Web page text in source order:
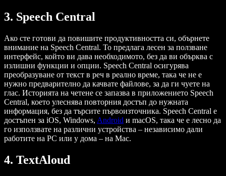
3. Speech Central
Ако сте готови да повишите продуктивността си, обърнете
внимание на Speech Central. То предлага лесен за ползване
интерфейс, който ви дава необходимото, без да ви обърква с
излишни функции и опции. Speech Central осигурява
преобразуване от текст в реч в реално време, така че не е
нужно предварително да качвате файлове, за да ги чуете на
глас. Историята на четене се запазва в приложението Speech
Central, което улеснява повторния достъп до нужната
информация, без да търсите първоизточника. Speech Central е
достъпен за iOS, Windows, Android и macOS, така че е лесно да
го използвате на различни устройства – независимо дали
работите на PC или у дома – на Mac.
4. TextAloud